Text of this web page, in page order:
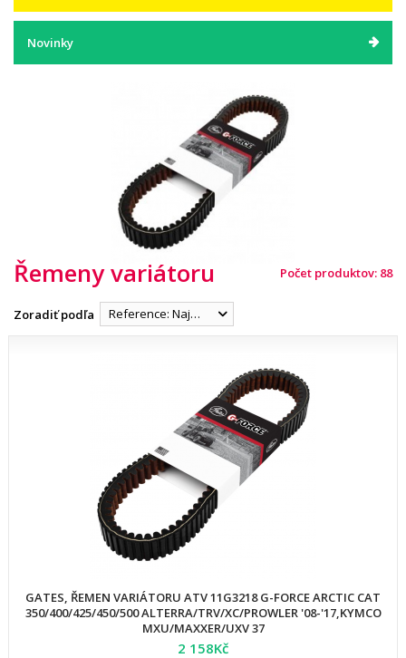
Novinky
Řemeny variátoru Počet produktov: 88
Zoradiť podľa Reference: Najnižšia
GATES, ŘEMEN VARIÁTORU ATV 11G3218 G-FORCE ARCTIC CAT
350/400/425/450/500 ALTERRA/TRV/XC/PROWLER '08-'17,KYMCO
MXU/MAXXER/UXV 37
2 158Kč